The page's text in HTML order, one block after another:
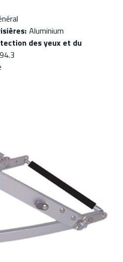
: Aluminium
des yeux et du